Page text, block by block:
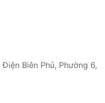
Điện Biên Phủ, Phường 6,